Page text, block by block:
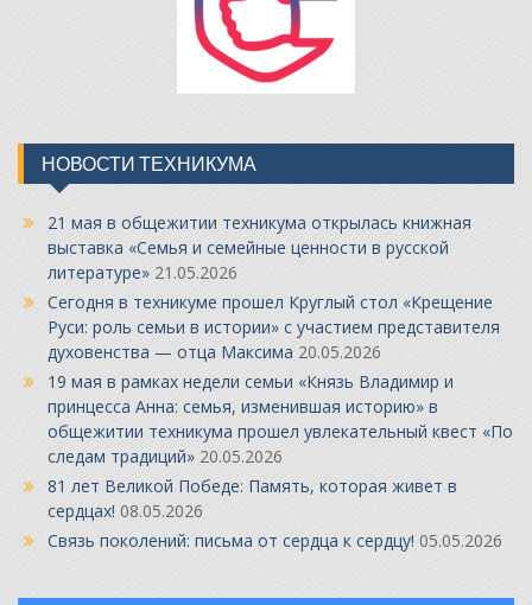
НОВОСТИ ТЕХНИКУМА
21 мая в общежитии техникума открылась книжная
выставка «Семья и семейные ценности в русской
литературе» 21.05.2026
Сегодня в техникуме прошел Круглый стол «Крещение
Руси: роль семьи в истории» с участием представителя
духовенства — отца Максима 20.05.2026
19 мая в рамках недели семьи «Князь Владимир и
принцесса Анна: семья, изменившая историю» в
общежитии техникума прошел увлекательный квест «По
следам традиций» 20.05.2026
81 лет Великой Победе: Память, которая живет в
сердцах! 08.05.2026
Связь поколений: письма от сердца к сердцу! 05.05.2026